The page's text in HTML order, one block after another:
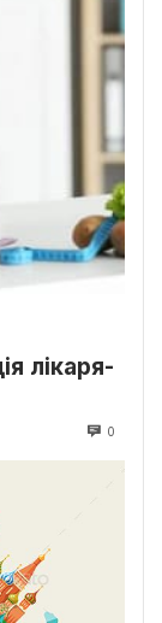
лікаря-
0